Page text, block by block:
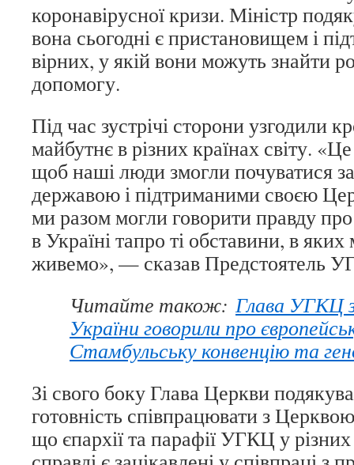
коронавірусної кризи. Міністр
вона сьогодні є пристановищем і
вірних, у якій вони можуть знайти
допомогу.
Під час зустрічі сторони узгодили
майбутнє в різних країнах світу.
щоб наші люди змогли почуватися
державою і підтриманими своєю
ми разом могли говорити правду
в Україні тапро ті обставини, в яких
живемо», — сказав Предстоятель
Читайте також:Глава УГКЦ
України говорили про
Стамбульську конвенцію та
Зі свого боку Глава Церкви
готовність співпрацювати з
що єпархії та парафії УГКЦ у різних